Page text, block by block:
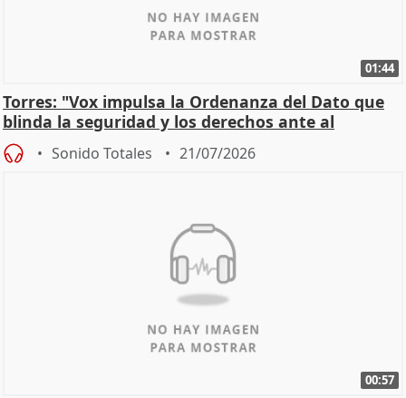
01:44
Torres: "Vox impulsa la Ordenanza del Dato que
blinda la seguridad y los derechos ante al
control"
Sonido Totales 21/07/2026
00:57